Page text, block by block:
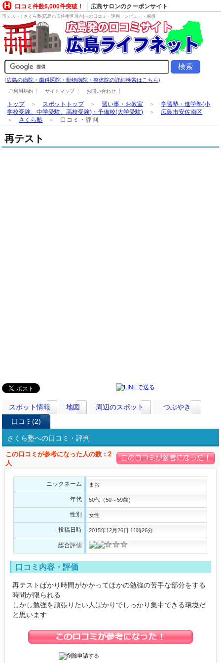
口コミ件数6,000件突破！ 広島サロンのクーポンサイト
再テスト | さくら塾(広島市安佐南区川内)への口コミ・評判・レビュー・感想
(広島の病院・歯科医院・動物病院・整体院の詳細検索はこちら)
ご利用規約 サイトマップ お問い合わせ
トップ＞ スポットトップ＞習い事・お教室 ＞学習塾・進学塾(小
学校受験、中学受験、高校受験)・予備校(大学受験) ＞ 広島市安佐南区
＞ さくら塾 ＞ 口コミ・評判
再テスト
スポット情報 地図 周辺のスポット
つぶやき
口コミ(2)
さくら塾への口コミ・評判
この口コミが参考になった人の数：2
人
ニックネーム まお
年代 50代（50～59歳）
性別 女性
投稿日時 2015年12月26日 11時26分
総合評価
口コミ内容・評価
再テストばかり時間がかかってほかの勉強の苦手な部分をする
時間が限られる
しかし勉強を頑張りたい人ばかりでしっかり集中できる環境だ
と思います